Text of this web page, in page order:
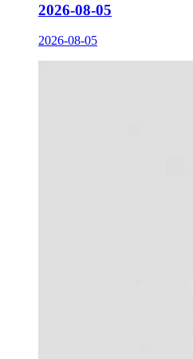
2026-08-05
2026-08-05